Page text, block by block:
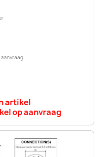
aanvraag
artikel
op aanvraag